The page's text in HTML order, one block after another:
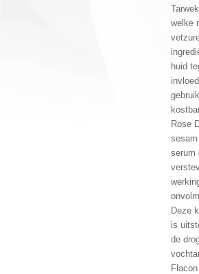
welke
huid
Rose
serum
Deze
is
de
Flacon